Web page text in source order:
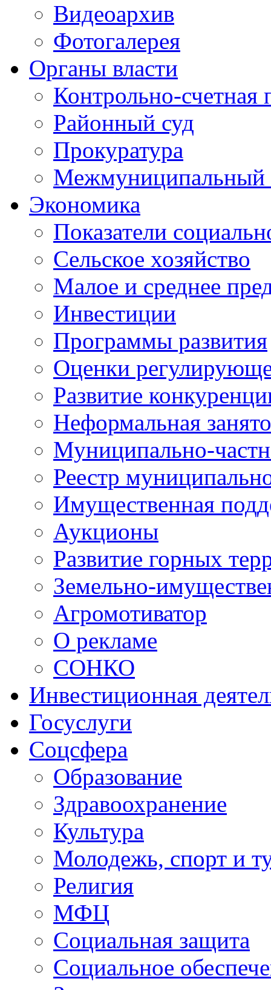
Видеоархив
Фотогалерея
Органы власти
Контрольно-счетная
Районный суд
Прокуратура
Межмуниципальный
Экономика
Показатели
Сельское хозяйство
Малое и среднее
Инвестиции
Программы развития
Оценки
Развитие
Неформальная
Муниципально-
Реестр
Имущественная
Аукционы
Развитие горных
Земельно-
Агромотиватор
О рекламе
СОНКО
Инвестиционная
Госуслуги
Соцсфера
Образование
Здравоохранение
Культура
Молодежь, спорт и
Религия
МФЦ
Социальная защита
Социальное